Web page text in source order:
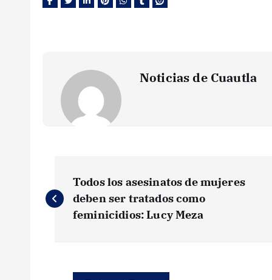
Noticias de Cuautla
a
Todos los asesinatos de mujeres
deben ser tratados como
feminicidios: Lucy Meza